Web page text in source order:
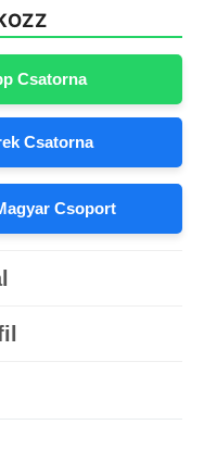
Csatorna
Csatorna
Csoport